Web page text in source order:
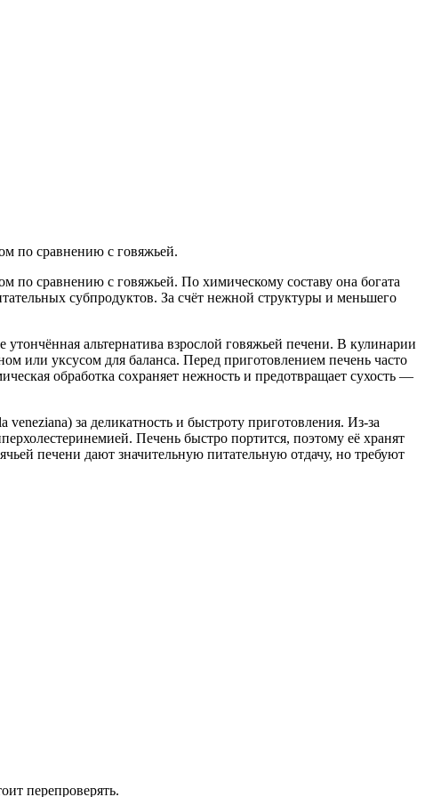
по сравнению с говяжьей.
по сравнению с говяжьей. По химическому составу она богата
субпродуктов. За счёт нежной структуры и меньшего
альтернатива взрослой говяжьей печени. В кулинарии
или уксусом для баланса. Перед приготовлением печень часто
обработка сохраняет нежность и предотвращает сухость —
за деликатность и быстроту приготовления. Из-за
Печень быстро портится, поэтому её хранят
печени дают значительную питательную отдачу, но требуют
перепроверять.